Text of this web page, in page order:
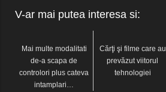
V-ar mai putea interesa si:
Mai multe modalitati
de-a scapa de
controlori plus cateva
intamplari…
Cărţi şi filme care au
prevăzut viitorul
tehnologiei